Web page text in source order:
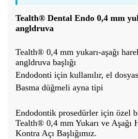
Tealth® Dental Endo 0,4 mm
angldruva
Tealth® 0,4 mm yukarı-aşağı
angldruva başlığı
Endodonti için kullanılır, el
Basma düğmeli ayna tipi
Endodontik prosedürler için özel
Tealth® 0,4 mm Yukarı ve Aşağı
Kontra Açı Başlığımız.